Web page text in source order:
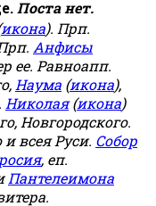
Поста нет.
икона). Прп.
Анфисы
ее. Равноапп.
Наума (икона),
Николая(икона)
Новгородского.
всея Руси. Собор
, еп.
Пантелеимона